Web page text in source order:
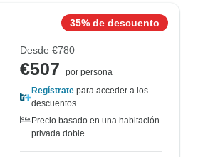
35% de descuento
Desde €780
€507
por persona
Regístrate para acceder a los
descuentos
Precio basado en una habitación
privada doble